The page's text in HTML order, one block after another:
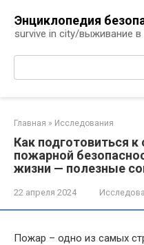
контенту
Энциклопедия
survive in city/выживание в
Поиск:
Главная » Исследования
Как подготовиться
пожарной
жизни — полезные
22 апреля 2024
Пожар – одно из самых